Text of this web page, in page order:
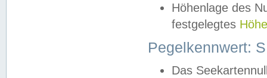
Höhenlage des
festgelegtes
Pegelkennwert:
Das